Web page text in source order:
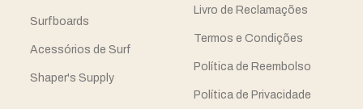
Surfboards
Acessórios de Surf
Shaper's Supply
Livro de Reclamações
Termos e Condições
Política de Reembolso
Política de Privacidade